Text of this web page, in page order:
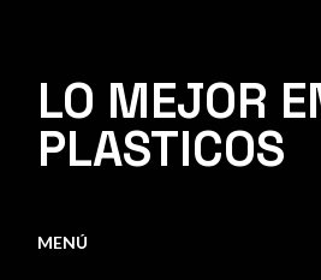
LO MEJOR
PLASTICOS
MENÚ